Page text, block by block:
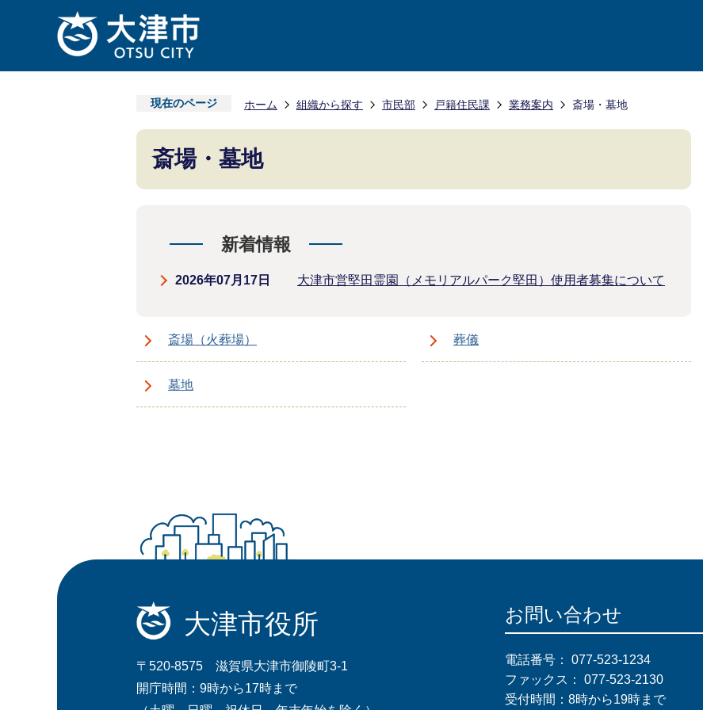
現在のページ ホーム 組織から探す 市民部 戸籍住民課 業務案内 斎場・墓地
斎場・墓地
新着情報
2026年07月17日 大津市営堅田霊園（メモリアルパーク堅田）使用者募集について
斎場（火葬場） 葬儀
墓地
大津市役所
〒520-8575 滋賀県大津市御陵町3-1
開庁時間：9時から17時まで
お問い合わせ
電話番号： 077-523-1234
ファックス： 077-523-2130
受付時間：8時から19時まで